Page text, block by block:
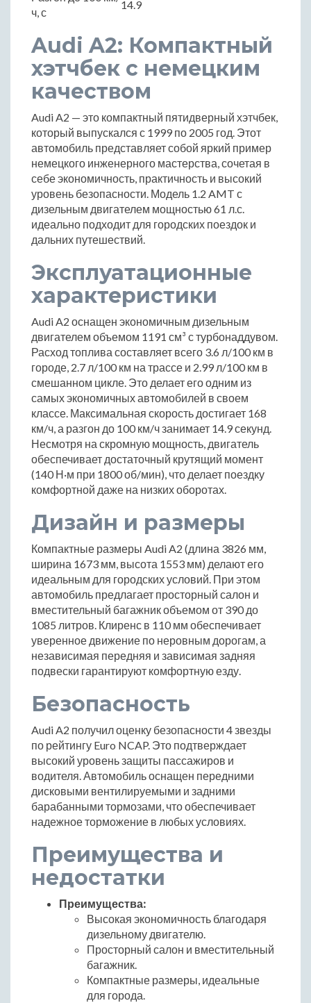
ч, с
14.9
Audi A2: Компактный
хэтчбек с немецким
качеством
Audi A2 — это компактный пятидверный хэтчбек,
который выпускался с 1999 по 2005 год. Этот
автомобиль представляет собой яркий пример
немецкого инженерного мастерства, сочетая в
себе экономичность, практичность и высокий
уровень безопасности. Модель 1.2 AMT с
дизельным двигателем мощностью 61 л.с.
идеально подходит для городских поездок и
дальних путешествий.
Эксплуатационные
характеристики
Audi A2 оснащен экономичным дизельным
двигателем объемом 1191 см³ с турбонаддувом.
Расход топлива составляет всего 3.6 л/100 км в
городе, 2.7 л/100 км на трассе и 2.99 л/100 км в
смешанном цикле. Это делает его одним из
самых экономичных автомобилей в своем
классе. Максимальная скорость достигает 168
км/ч, а разгон до 100 км/ч занимает 14.9 секунд.
Несмотря на скромную мощность, двигатель
обеспечивает достаточный крутящий момент
(140 Н·м при 1800 об/мин), что делает поездку
комфортной даже на низких оборотах.
Дизайн и размеры
Компактные размеры Audi A2 (длина 3826 мм,
ширина 1673 мм, высота 1553 мм) делают его
идеальным для городских условий. При этом
автомобиль предлагает просторный салон и
вместительный багажник объемом от 390 до
1085 литров. Клиренс в 110 мм обеспечивает
уверенное движение по неровным дорогам, а
независимая передняя и зависимая задняя
подвески гарантируют комфортную езду.
Безопасность
Audi A2 получил оценку безопасности 4 звезды
по рейтингу Euro NCAP. Это подтверждает
высокий уровень защиты пассажиров и
водителя. Автомобиль оснащен передними
дисковыми вентилируемыми и задними
барабанными тормозами, что обеспечивает
надежное торможение в любых условиях.
Преимущества и
недостатки
Преимущества:
Высокая экономичность благодаря
дизельному двигателю.
Просторный салон и вместительный
багажник.
Компактные размеры, идеальные
для города.